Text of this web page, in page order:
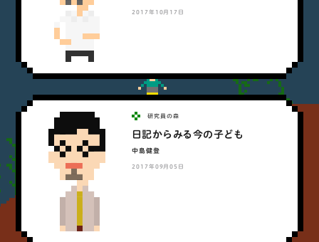
2017年10月17日
研究員の森
日記からみる今の子ども
中島健登
2017年09月05日